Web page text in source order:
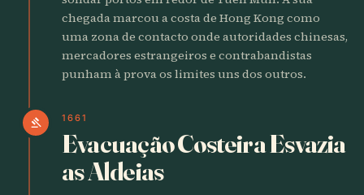
chegada marcou a costa de Hong Kong como
uma zona de contacto onde autoridades chinesas,
mercadores estrangeiros e contrabandistas
punham à prova os limites uns dos outros.
gavel 1661
Evacuação Costeira Esvazia
as Aldeias